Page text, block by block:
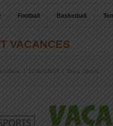
Football Basketball
VACANCES
10 avril 2014 Dans :Sports